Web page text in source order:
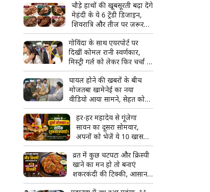
चौड़े हाथों की खूबसूरती बढ़ा देंगे
मेहंदी के ये 6 ट्रेंडी डिजाइन,
शिवरात्रि और तीज पर जरूर
आजमाएं
गोविंदा के साथ एयरपोर्ट पर
दिखीं कोमल रानी स्वर्णकार,
मिस्ट्री गर्ल को लेकर फिर चर्चा में
आया एक्टर का नाम
घायल होने की खबरों के बीच
मोजतबा खामेनेई का नया
वीडियो आया सामने, सेहत को
लेकर क्या है अपडेट?
हर-हर महादेव से गूंजेगा
सावन का दूसरा सोमवार,
अपनों को भेजें ये 10 खास
शायरी
व्रत में कुछ चटपटा और क्रिस्पी
खाने का मन हो तो बनाएं
शकरकंदी की टिक्की, आसान है
रेसिपी